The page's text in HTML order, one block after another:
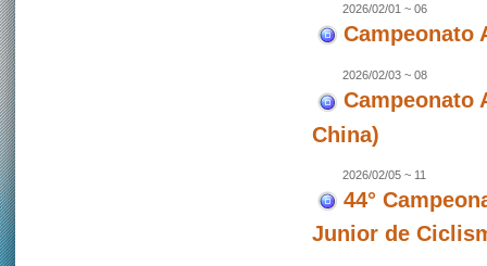
2026/02/01 ~ 06
Campeonato
2026/02/03 ~ 08
Campeonato
China)
2026/02/05 ~ 11
44°
Junior de